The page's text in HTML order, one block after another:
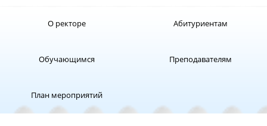
О ректоре Абитуриентам
Обучающимся Преподавателям
План мероприятий